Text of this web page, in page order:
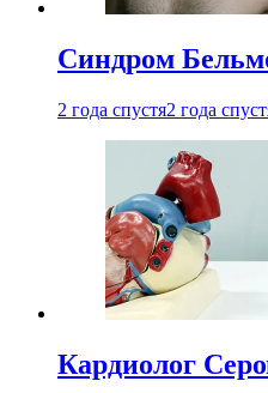
Синдром
2 года спустя2 года
Кардиолог